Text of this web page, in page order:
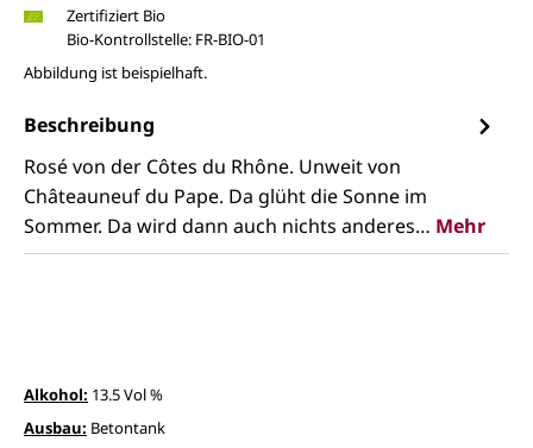
Zertifiziert Bio
Bio-Kontrollstelle: FR-BIO-01
Abbildung ist beispielhaft.
Beschreibung
Rosé von der Côtes du Rhône. Unweit von
Châteauneuf du Pape. Da glüht die Sonne im
Sommer. Da wird dann auch nichts anderes… Mehr
Alkohol: 13.5 Vol %
Ausbau: Betontank